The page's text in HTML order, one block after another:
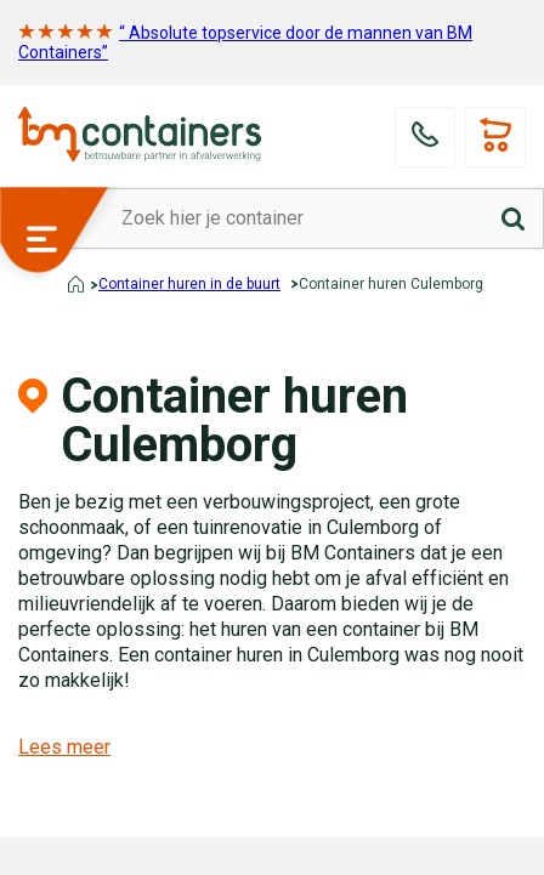
“ Absolute topservice door de mannen van BM
Containers”
Container huren in de buurt Container huren Culemborg
Container huren
Culemborg
Ben je bezig met een verbouwingsproject, een grote
schoonmaak, of een tuinrenovatie in Culemborg of
omgeving? Dan begrijpen wij bij BM Containers dat je een
betrouwbare oplossing nodig hebt om je afval efficiënt en
milieuvriendelijk af te voeren. Daarom bieden wij je de
perfecte oplossing: het huren van een container bij BM
Containers. Een container huren in Culemborg was nog nooit
zo makkelijk!
Lees meer